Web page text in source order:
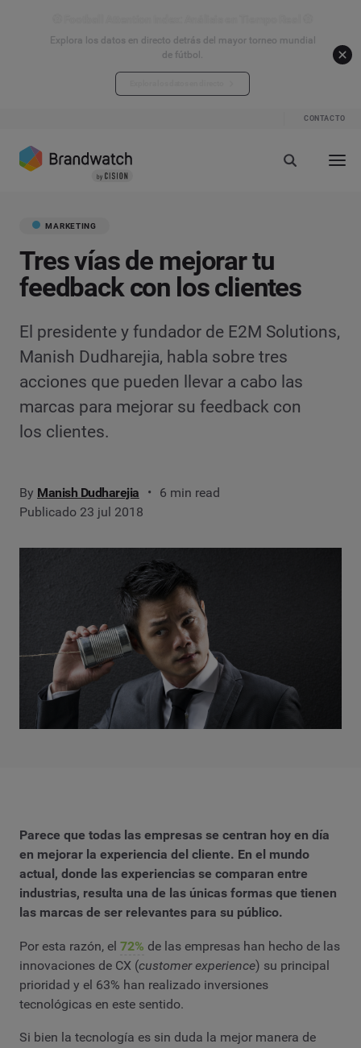
Explora los datos en directo detrás del mayor torneo mundial
de fútbol.
CONTACTO
MARKETING
Tres vías de mejorar tu
feedback con los clientes
El presidente y fundador de E2M Solutions,
Manish Dudharejia, habla sobre tres
acciones que pueden llevar a cabo las
marcas para mejorar su feedback con
los clientes.
By Manish Dudharejia
6 min read
Publicado 23 jul 2018
Parece que todas las empresas se centran hoy en día
en mejorar la experiencia del cliente. En el mundo
actual, donde las experiencias se comparan entre
industrias, resulta una de las únicas formas que tienen
las marcas de ser relevantes para su público.
Por esta razón, el 72% de las empresas han hecho de las
innovaciones de CX (customer experience) su principal
prioridad y el 63% han realizado inversiones
tecnológicas en este sentido.
Si bien la tecnología es sin duda la mejor manera de